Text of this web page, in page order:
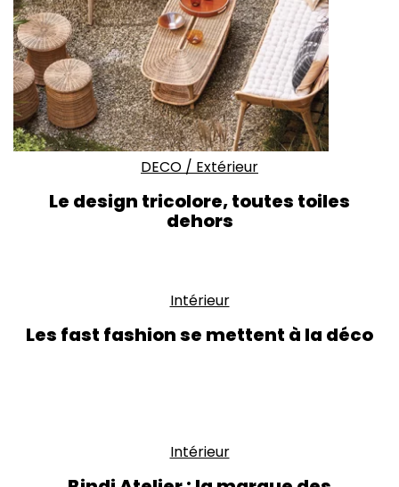
DECO / Extérieur
Le design tricolore, toutes toiles
dehors
Intérieur
Les fast fashion se mettent à la déco
Intérieur